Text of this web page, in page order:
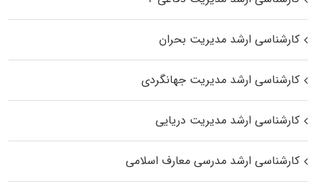
کارشناسی ارشد مدیریت بحران
کارشناسی ارشد مدیریت جهانگردی
کارشناسی ارشد مدیریت دریایی
کارشناسی ارشد مدرسی معارف اسلامی